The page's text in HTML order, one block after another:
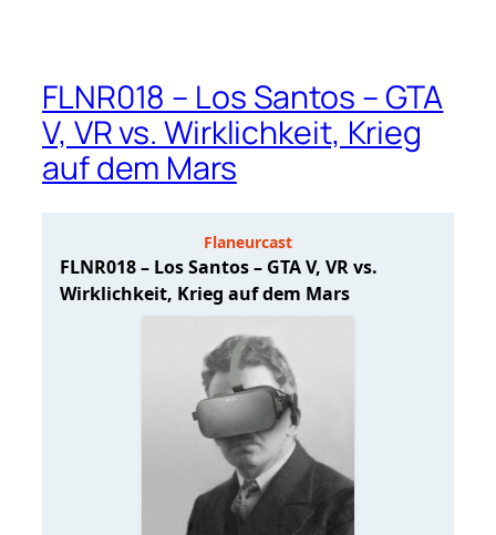
FLNR018 – Los Santos – GTA
V, VR vs. Wirklichkeit, Krieg
auf dem Mars